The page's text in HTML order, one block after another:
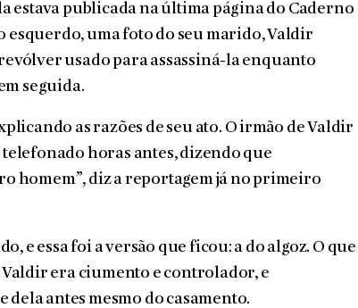
estava publicada na última página do Caderno
esquerdo, uma foto do seu marido, Valdir
usado para assassiná-la enquanto
seguida.
as razões de seu ato. O irmão de Valdir
horas antes, dizendo que
homem”, diz a reportagem já no primeiro
e essa foi a versão que ficou: a do algoz. O que
era ciumento e controlador, e
antes mesmo do casamento.